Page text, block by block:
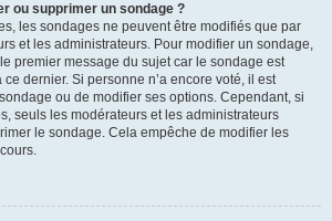
ou supprimer un sondage ?
les sondages ne peuvent être modifiés que par
et les administrateurs. Pour modifier un sondage,
premier message du sujet car le sondage est
dernier. Si personne n’a encore voté, il est
ou de modifier ses options. Cependant, si
seuls les modérateurs et les administrateurs
le sondage. Cela empêche de modifier les